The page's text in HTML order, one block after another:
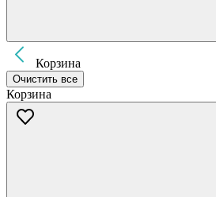
Корзина
Очистить все
Корзина